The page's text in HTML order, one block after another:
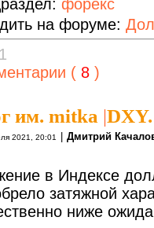
форекс
на форуме:
( 8 )
им. mitka |
2021, 20:01 Дмитрий
в Индексе
затяжной
ниже